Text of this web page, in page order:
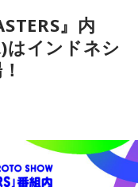
）
報を届けてくれま
MUSIC MATEが登
FM」のDJ Fadil
。
』内
はインドネシ